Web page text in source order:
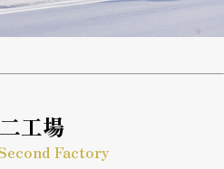
工場
Factory